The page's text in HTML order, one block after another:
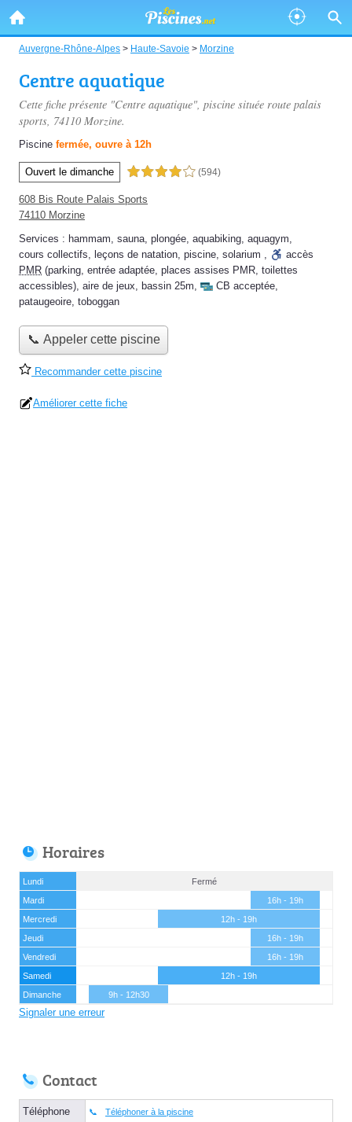
Auvergne-Rhône-Alpes > Haute-Savoie > Morzine
Centre aquatique
Cette fiche présente "Centre aquatique", piscine située route palais
sports, 74110 Morzine.
Piscine fermée, ouvre à 12h
Ouvert le dimanche 4,0 étoiles sur 5 (594)
608 Bis Route Palais Sports
74110 Morzine
Services : hammam, sauna, plongée, aquabiking, aquagym,
cours collectifs, leçons de natation, piscine, solarium ,
accès
PMR (parking, entrée adaptée, places assises PMR, toilettes
accessibles), aire de jeux, bassin 25m, CB acceptée,
pataugeoire, toboggan
📞 Appeler cette piscine
Recommander cette piscine
Améliorer cette fiche
Horaires
Lundi
Fermé
Mardi
16h - 19h
Mercredi
12h - 19h
Jeudi
16h - 19h
Vendredi
16h - 19h
Samedi
12h - 19h
Dimanche
9h - 12h30
Signaler une erreur
Contact
Téléphone Téléphoner à la piscine